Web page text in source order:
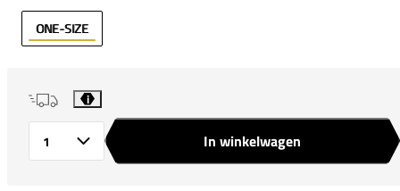
ONE-SIZE
i
In winkelwagen